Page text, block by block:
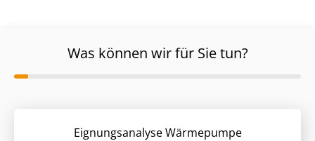
Was können wir für Sie tun?
Eignungsanalyse Wärmepumpe